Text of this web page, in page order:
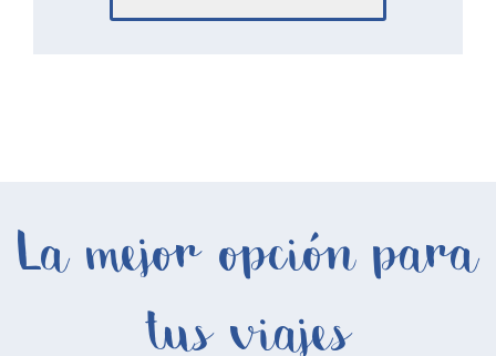
La mejor opción para
tus viajes